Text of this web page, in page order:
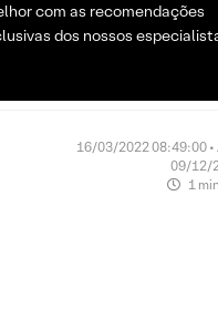
com as recomendações
dos nossos
16/03/2022 08:49:00 •
09/12/
1